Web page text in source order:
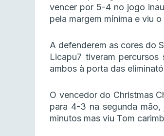
vencer por 5-4 no jogo
pela margem mínima e viu
A defenderem as cores do
Licapu7 tiveram percursos
ambos à porta das
O vencedor do Christmas
para 4-3 na segunda
minutos mas viu Tom